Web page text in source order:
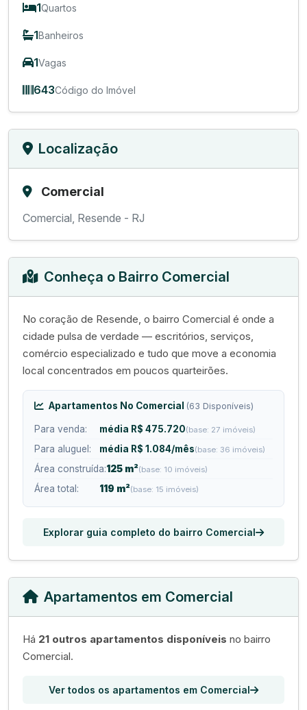
1Quartos
1Banheiros
1Vagas
643Código do Imóvel
Localização
Comercial
Comercial, Resende - RJ
Conheça o Bairro Comercial
No coração de Resende, o bairro Comercial é onde a
cidade pulsa de verdade — escritórios, serviços,
comércio especializado e tudo que move a economia
local concentrados em poucos quarteirões.
Apartamentos No Comercial (63 Disponíveis)
Para venda: média R$ 475.720(base: 27 imóveis)
Para aluguel: média R$ 1.084/mês(base: 36 imóveis)
Área construída:125 m²(base: 10 imóveis)
Área total: 119 m²(base: 15 imóveis)
Explorar guia completo do bairro Comercial
Apartamentos em Comercial
Há 21 outros apartamentos disponíveis no bairro
Comercial.
Ver todos os apartamentos em Comercial